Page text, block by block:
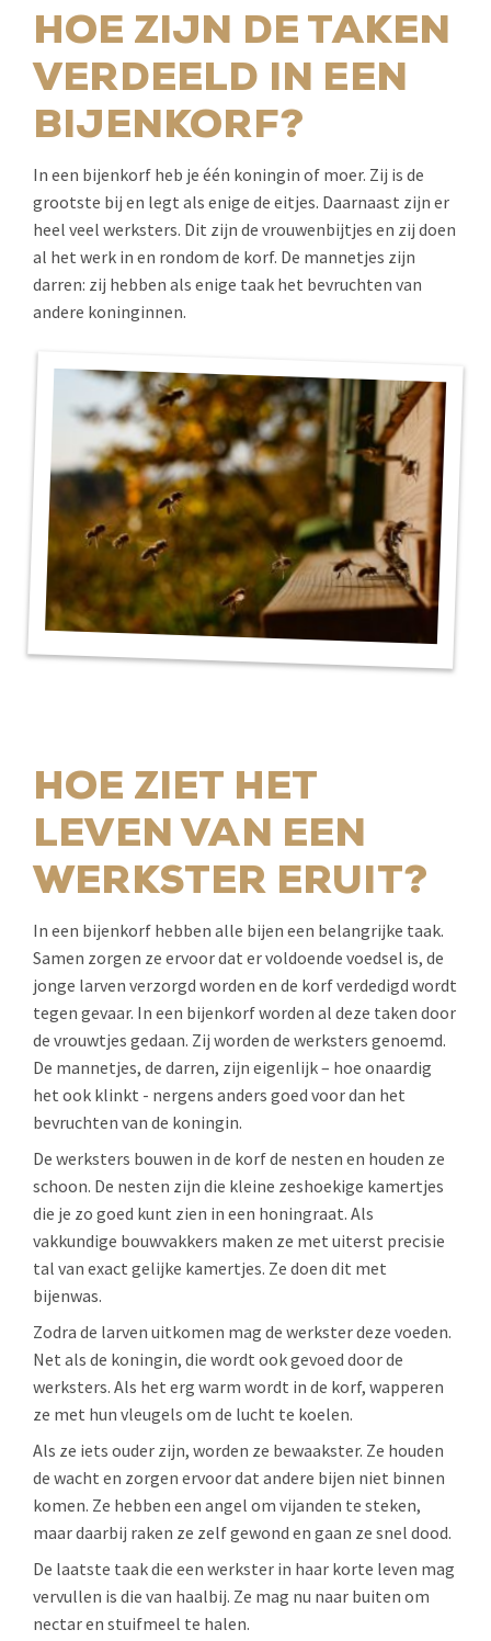
HOE ZIJN DE TAKEN
VERDEELD IN EEN
BIJENKORF?
In een bijenkorf heb je één koningin of moer. Zij is de
grootste bij en legt als enige de eitjes. Daarnaast zijn er
heel veel werksters. Dit zijn de vrouwenbijtjes en zij doen
al het werk in en rondom de korf. De mannetjes zijn
darren: zij hebben als enige taak het bevruchten van
andere koninginnen.
HOE ZIET HET
LEVEN VAN EEN
WERKSTER ERUIT?
In een bijenkorf hebben alle bijen een belangrijke taak.
Samen zorgen ze ervoor dat er voldoende voedsel is, de
jonge larven verzorgd worden en de korf verdedigd wordt
tegen gevaar. In een bijenkorf worden al deze taken door
de vrouwtjes gedaan. Zij worden de werksters genoemd.
De mannetjes, de darren, zijn eigenlijk – hoe onaardig
het ook klinkt - nergens anders goed voor dan het
bevruchten van de koningin.
De werksters bouwen in de korf de nesten en houden ze
schoon. De nesten zijn die kleine zeshoekige kamertjes
die je zo goed kunt zien in een honingraat. Als
vakkundige bouwvakkers maken ze met uiterst precisie
tal van exact gelijke kamertjes. Ze doen dit met
bijenwas.
Zodra de larven uitkomen mag de werkster deze voeden.
Net als de koningin, die wordt ook gevoed door de
werksters. Als het erg warm wordt in de korf, wapperen
ze met hun vleugels om de lucht te koelen.
Als ze iets ouder zijn, worden ze bewaakster. Ze houden
de wacht en zorgen ervoor dat andere bijen niet binnen
komen. Ze hebben een angel om vijanden te steken,
maar daarbij raken ze zelf gewond en gaan ze snel dood.
De laatste taak die een werkster in haar korte leven mag
vervullen is die van haalbij. Ze mag nu naar buiten om
nectar en stuifmeel te halen.